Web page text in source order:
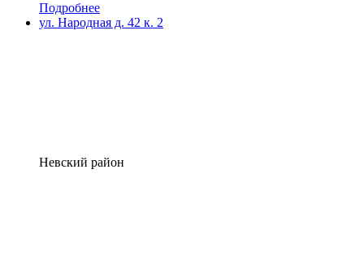
Подробнее
ул. Народная д. 42 к. 2
Невский район